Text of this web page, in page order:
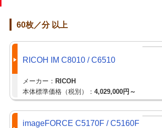
60枚／分 以上
RICOH IM C8010 / C6510
メーカー： RICOH
本体標準価格（税別）： 4,029,000円～
imageFORCE C5170F / C5160F